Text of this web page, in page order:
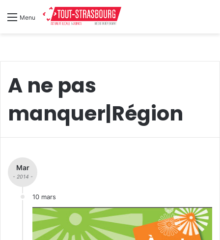
Menu
A ne pas
manquer|Région
Mar
- 2014 -
10 mars